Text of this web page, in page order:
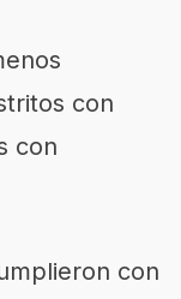
con
con
con